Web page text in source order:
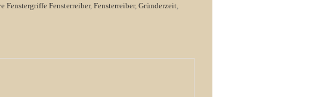
Fenstergriffe Fensterreiber, Fensterreiber, Gründerzeit